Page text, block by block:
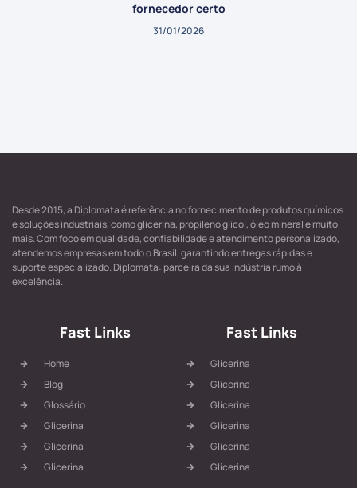
fornecedor certo
31/01/2026
Desde 2015, a Diplomata é referência no fornecimento de produtos químicos
e soluções industriais, como glicerina, propileno glicol, óleo mineral e muito
mais. Com foco em qualidade, confiabilidade e atendimento personalizado,
atendemos empresas em todo o Brasil, garantindo entregas rápidas e
suporte especializado. Diplomata: parceira da sua indústria rumo à
excelência.
Fast Links
Home
Blog
Glossário
Glicerina
Glicerina
Glicerina
Fast Links
Glicerina
Glicerina
Glicerina
Glicerina
Glicerina
Glicerina